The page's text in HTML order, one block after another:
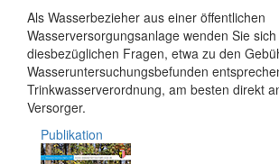
Als Wasserbezieher aus einer öffentlichen
Wasserversorgungsanlage wenden Sie
diesbezüglichen Fragen, etwa zu den
Wasseruntersuchungsbefunden
Trinkwasserverordnung, am besten direkt
Versorger.
Publikation